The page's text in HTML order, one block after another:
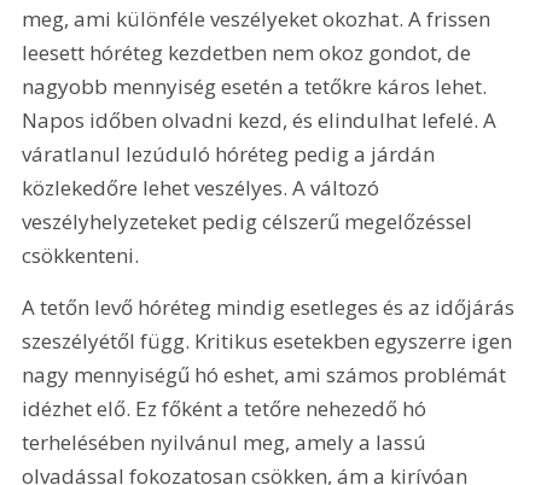
meg, ami különféle veszélyeket okozhat. A frissen
leesett hóréteg kezdetben nem okoz gondot, de
nagyobb mennyiség esetén a tetőkre káros lehet.
Napos időben olvadni kezd, és elindulhat lefelé. A
váratlanul lezúduló hóréteg pedig a járdán
közlekedőre lehet veszélyes. A változó
veszélyhelyzeteket pedig célszerű megelőzéssel
csökkenteni.
A tetőn levő hóréteg mindig esetleges és az időjárás
szeszélyétől függ. Kritikus esetekben egyszerre igen
nagy mennyiségű hó eshet, ami számos problémát
idézhet elő. Ez főként a tetőre nehezedő hó
terhelésében nyilvánul meg, amely a lassú
olvadással fokozatosan csökken, ám a kirívóan